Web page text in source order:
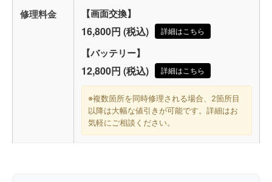
修理料金 【画面交換】
16,800円 (税込) 詳細はこちら
【バッテリー】
12,800円 (税込) 詳細はこちら
※複数箇所を同時修理される場合、2箇所目
以降は大幅な値引きが可能です。詳細はお
気軽にご相談ください。